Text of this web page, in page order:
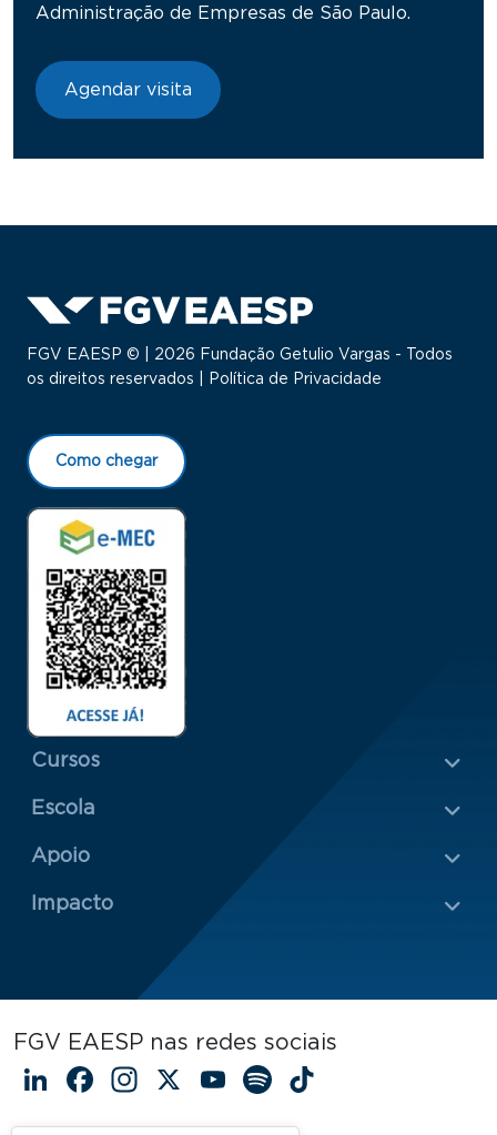
Administração de Empresas de São Paulo.
Agendar visita
FGV EAESP © | 2026 Fundação Getulio Vargas - Todos
os direitos reservados |
Política de Privacidade
Como chegar
Menu Rodapé 1
Cursos
Escola
Rodapé 2
Apoio
Impacto
FGV EAESP nas redes sociais
LinkedIn
Facebook
Instagram
X YouTube
Spotify